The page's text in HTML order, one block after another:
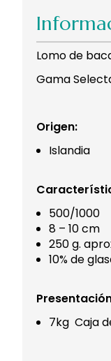
Lomo de
Gama
Origen:
Islandia
500/1000
8 – 10 cm
250 g.
10% de
7kg Caja